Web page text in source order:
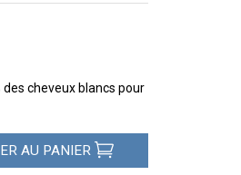
cheveux blancs pour
AU PANIER